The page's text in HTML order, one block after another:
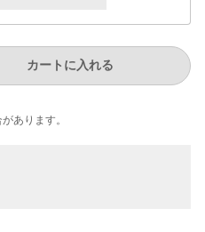
カートに入れる
あります。